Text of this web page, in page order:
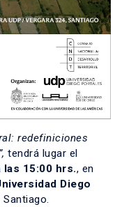
redefiniciones
tendrá lugar el
las 15:00 hrs., en
Diego
Santiago.